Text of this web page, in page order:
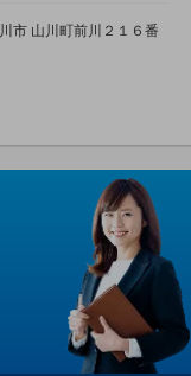
市 山川町前川２１６番